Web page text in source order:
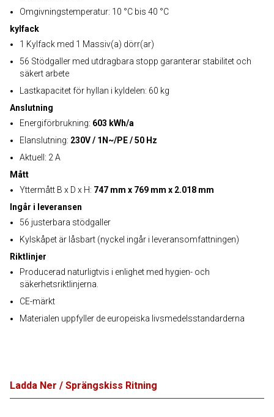
Omgivningstemperatur: 10 °C bis 40 °C
kylfack
1 Kylfack med 1 Massiv(a) dörr(ar)
56 Stödgaller med utdragbara stopp garanterar stabilitet och
säkert arbete
Lastkapacitet för hyllan i kyldelen: 60 kg
Anslutning
Energiförbrukning: 603 kWh/a
Elanslutning: 230V / 1N~/PE / 50 Hz
Aktuell: 2 A
Mått
Yttermått B x D x H: 747 mm x 769 mm x 2.018 mm
Ingår i leveransen
56 justerbara stödgaller
Kylskåpet är låsbart (nyckel ingår i leveransomfattningen)
Riktlinjer
Producerad naturligtvis i enlighet med hygien- och
säkerhetsriktlinjerna.
CE-märkt
Materialen uppfyller de europeiska livsmedelsstandarderna
Ladda Ner / Sprängskiss Ritning